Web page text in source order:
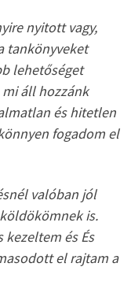
nyitott vagy,
tankönyveket
lehetőséget
áll hozzánk
és hitetlen
fogadom el
valóban jól
is.
és És
el rajtam a